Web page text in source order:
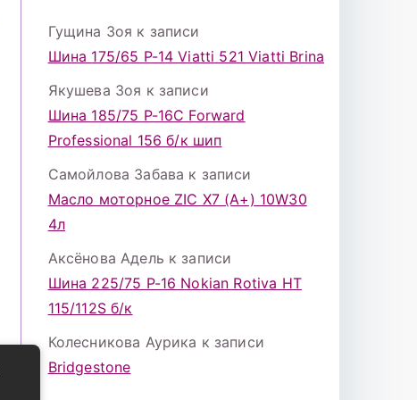
Гущина Зоя к записи
Шина 175/65 Р-14 Viatti 521 Viatti Brina
Якушева Зоя к записи
Шина 185/75 Р-16С Forward
Professional 156 б/к шип
Самойлова Забава к записи
Масло моторное ZIC X7 (A+) 10W30
4л
Аксёнова Адель к записи
Шина 225/75 Р-16 Nokian Rotiva HT
115/112S б/к
Колесникова Аурика к записи
Bridgestone